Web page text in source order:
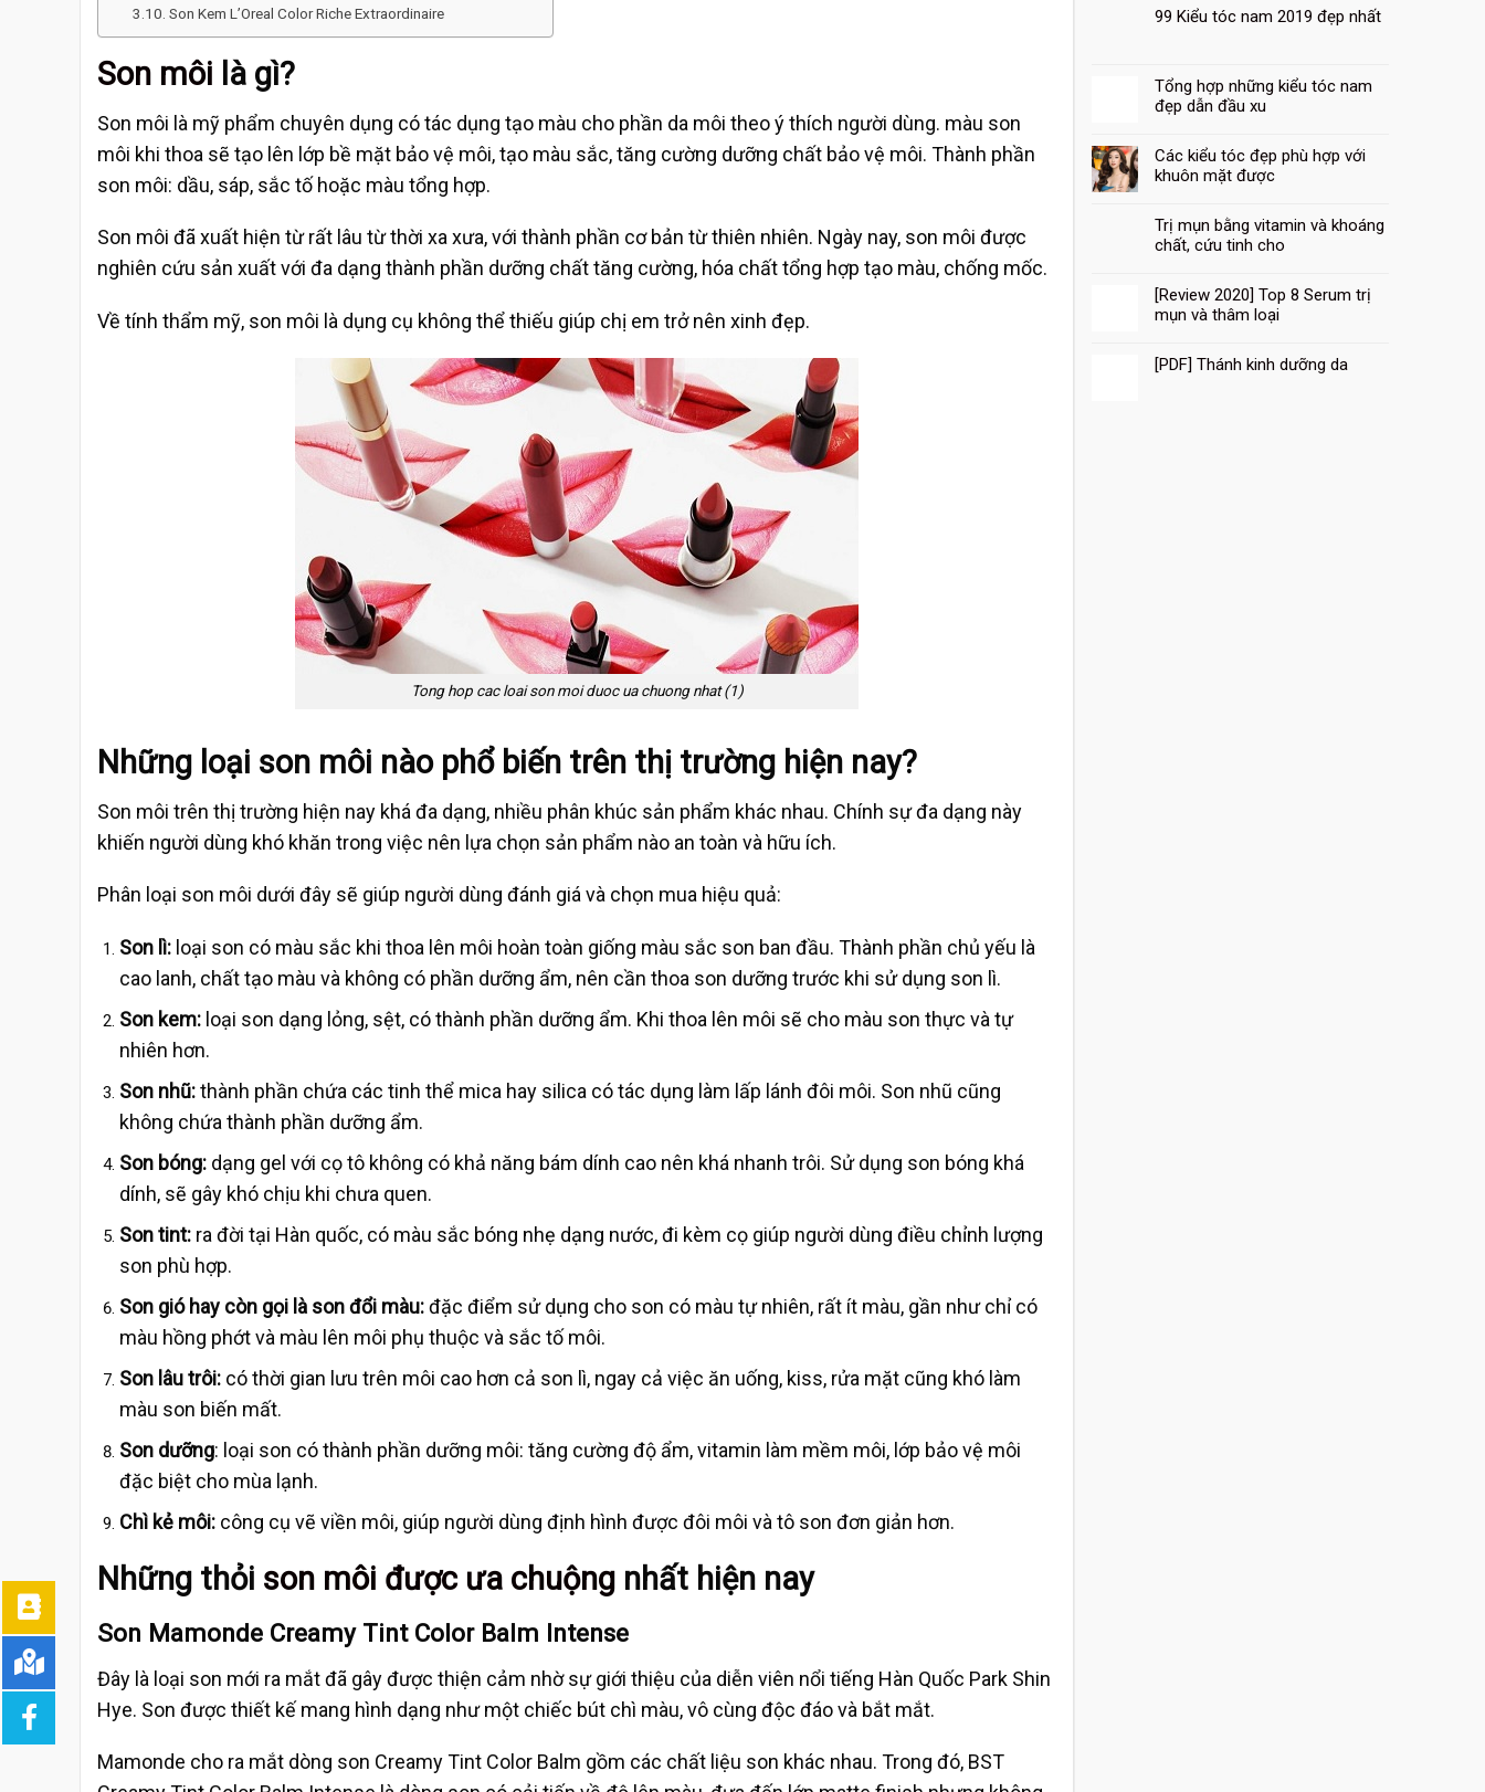
Son Kem L’Oreal Color Riche Extraordinaire
Son môi là gì?
Son môi là mỹ phẩm chuyên dụng có tác dụng tạo màu cho phần da môi theo ý thích người dùng. màu son
môi khi thoa sẽ tạo lên lớp bề mặt bảo vệ môi, tạo màu sắc, tăng cường dưỡng chất bảo vệ môi. Thành phần
son môi: dầu, sáp, sắc tố hoặc màu tổng hợp.
Son môi đã xuất hiện từ rất lâu từ thời xa xưa, với thành phần cơ bản từ thiên nhiên. Ngày nay, son môi được
nghiên cứu sản xuất với đa dạng thành phần dưỡng chất tăng cường, hóa chất tổng hợp tạo màu, chống mốc.
Về tính thẩm mỹ, son môi là dụng cụ không thể thiếu giúp chị em trở nên xinh đẹp.
Tong hop cac loai son moi duoc ua chuong nhat (1)
Những loại son môi nào phổ biến trên thị trường hiện nay?
Son môi trên thị trường hiện nay khá đa dạng, nhiều phân khúc sản phẩm khác nhau. Chính sự đa dạng này
khiến người dùng khó khăn trong việc nên lựa chọn sản phẩm nào an toàn và hữu ích.
Phân loại son môi dưới đây sẽ giúp người dùng đánh giá và chọn mua hiệu quả:
Son lì:loại son có màu sắc khi thoa lên môi hoàn toàn giống màu sắc son ban đầu. Thành phần chủ yếu là
cao lanh, chất tạo màu và không có phần dưỡng ẩm, nên cần thoa son dưỡng trước khi sử dụng son lì.
Son kem:loại son dạng lỏng, sệt, có thành phần dưỡng ẩm. Khi thoa lên môi sẽ cho màu son thực và tự
nhiên hơn.
Son nhũ:thành phần chứa các tinh thể mica hay silica có tác dụng làm lấp lánh đôi môi. Son nhũ cũng
không chứa thành phần dưỡng ẩm.
Son bóng:dạng gel với cọ tô không có khả năng bám dính cao nên khá nhanh trôi. Sử dụng son bóng khá
dính, sẽ gây khó chịu khi chưa quen.
Son tint:ra đời tại Hàn quốc, có màu sắc bóng nhẹ dạng nước, đi kèm cọ giúp người dùng điều chỉnh lượng
son phù hợp.
Son gió hay còn gọi là son đổi màu:đặc điểm sử dụng cho son có màu tự nhiên, rất ít màu, gần như chỉ có
màu hồng phớt và màu lên môi phụ thuộc và sắc tố môi.
Son lâu trôi:có thời gian lưu trên môi cao hơn cả son lì, ngay cả việc ăn uống, kiss, rửa mặt cũng khó làm
màu son biến mất.
Son dưỡng: loại son có thành phần dưỡng môi: tăng cường độ ẩm, vitamin làm mềm môi, lớp bảo vệ môi
đặc biệt cho mùa lạnh.
Chì kẻ môi:công cụ vẽ viền môi, giúp người dùng định hình được đôi môi và tô son đơn giản hơn.
Những thỏi son môi được ưa chuộng nhất hiện nay
Son Mamonde Creamy Tint Color Balm Intense
Đây là loại son mới ra mắt đã gây được thiện cảm nhờ sự giới thiệu của diễn viên nổi tiếng Hàn Quốc Park Shin
Hye. Son được thiết kế mang hình dạng như một chiếc bút chì màu, vô cùng độc đáo và bắt mắt.
Mamonde cho ra mắt dòng son Creamy Tint Color Balm gồm các chất liệu son khác nhau. Trong đó, BST
99 Kiểu tóc nam 2019 đẹp nhất
Tổng hợp những kiểu tóc nam
đẹp dẫn đầu xu
Các kiểu tóc đẹp phù hợp với
khuôn mặt được
Trị mụn bằng vitamin và khoáng
chất, cứu tinh cho
[Review 2020] Top 8 Serum trị
mụn và thâm loại
[PDF] Thánh kinh dưỡng da